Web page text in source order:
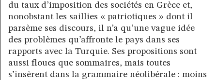
du taux d’imposition des sociétés en Grèce et,
nonobstant les saillies « patriotiques » dont il
parsème ses discours, il n’a qu’une vague idée
des problèmes qu’affronte le pays dans ses
rapports avec la Turquie. Ses propositions sont
aussi floues que sommaires, mais toutes
s’insèrent dans la grammaire néolibérale : moins